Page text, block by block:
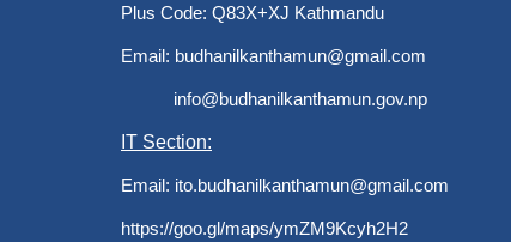
Plus Code: Q83X+XJ Kathmandu
Email: budhanilkanthamun@gmail.com
info@budhanilkanthamun.gov.np
IT Section:
Email: ito.budhanilkanthamun@gmail.com
https://goo.gl/maps/ymZM9Kcyh2H2